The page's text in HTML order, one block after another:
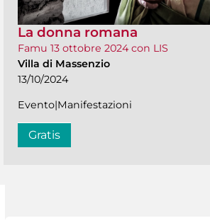
La donna romana
Famu 13 ottobre 2024 con LIS
Villa di Massenzio
13/10/2024
Evento|Manifestazioni
Gratis